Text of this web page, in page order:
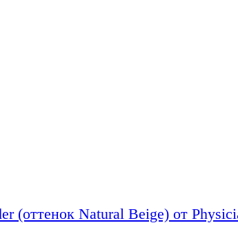
(оттенок Natural Beige) от